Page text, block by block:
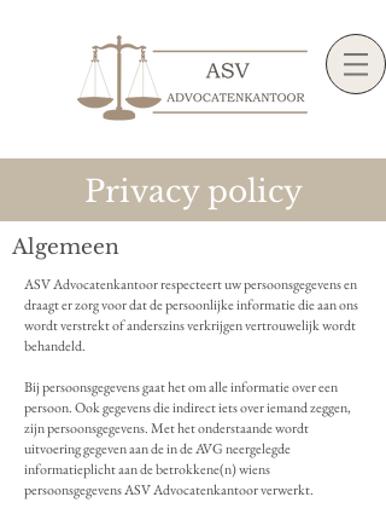
Privacy policy
Algemeen
ASV Advocatenkantoor respecteert uw persoonsgegevens en
draagt er zorg voor dat de persoonlijke informatie die aan ons
wordt verstrekt of anderszins verkrijgen vertrouwelijk wordt
behandeld.
Bij persoonsgegevens gaat het om alle informatie over een
persoon. Ook gegevens die indirect iets over iemand zeggen,
zijn persoonsgegevens. Met het onderstaande wordt
uitvoering gegeven aan de in de AVG neergelegde
informatieplicht aan de betrokkene(n) wiens
persoonsgegevens ASV Advocatenkantoor verwerkt.